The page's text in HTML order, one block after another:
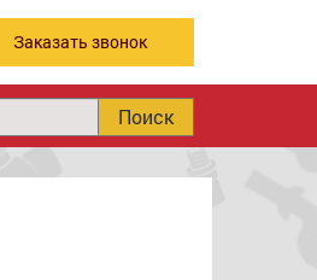
Заказать звонок
Поиск